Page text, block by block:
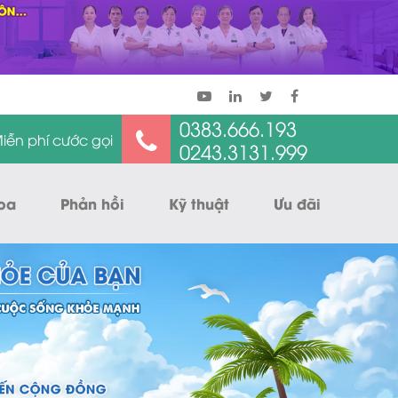
phí cước gọi
0383.666.193
0243.3131.999
Phản hồi Kỹ thuật Ưu đãi